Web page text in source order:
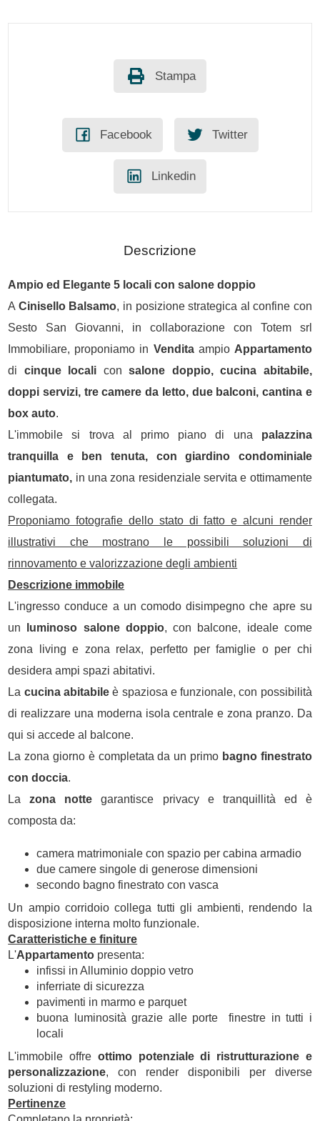
Stampa
Facebook Twitter
Linkedin
Descrizione
Ampio ed Elegante 5 locali con salone doppio
A Cinisello Balsamo, in posizione strategica al confine con
Sesto San Giovanni, in collaborazione con Totem srl
Immobiliare, proponiamo in Venditaampio Appartamento
di cinque locali consalone doppio, cucina abitabile,
doppi servizi, tre camere da letto, due balconi, cantina e
box auto.
L'immobile si trova al primo piano di una palazzina
tranquilla e ben tenuta, con giardino condominiale
piantumato, in una zona residenziale servita e ottimamente
collegata.
Proponiamo fotografie dello stato di fatto e alcuni render
illustrativi che mostrano le possibili soluzioni di
rinnovamento e valorizzazione degli ambienti
Descrizione immobile
L'ingresso conduce a un comodo disimpegno che apre su
un
luminoso salone doppio, con balcone, ideale come
zona living e zona relax, perfetto per famiglie o per chi
desidera ampi spazi abitativi.
La cucina abitabileè spaziosa e funzionale, con possibilità
di realizzare una moderna isola centrale e zona pranzo. Da
qui si accede al balcone.
La zona giorno è completata da un primo bagno finestrato
con doccia.
Lazona nottegarantisce privacy e tranquillità ed è
composta da:
camera matrimoniale con spazio per cabina armadio
due camere singole di generose dimensioni
secondo bagno finestrato con vasca
Un ampio corridoio collega tutti gli ambienti, rendendo la
disposizione interna molto funzionale.
Caratteristiche e finiture
L'Appartamento presenta:
infissi in Alluminio doppio vetro
inferriate di sicurezza
pavimenti in marmo e parquet
buona luminosità grazie alle porte  finestre in tutti i
locali
L'immobile offre ottimo potenziale di ristrutturazione e
personalizzazione, con render disponibili per diverse
soluzioni di restyling moderno.
Pertinenze